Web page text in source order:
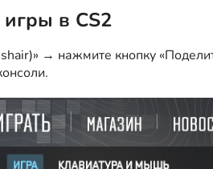
в CS2
→ нажмите кнопку